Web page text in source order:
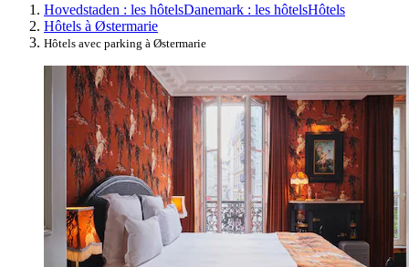
Hovedstaden : les hôtelsDanemark : les hôtelsHôtels
Hôtels à Østermarie
Hôtels avec parking à Østermarie